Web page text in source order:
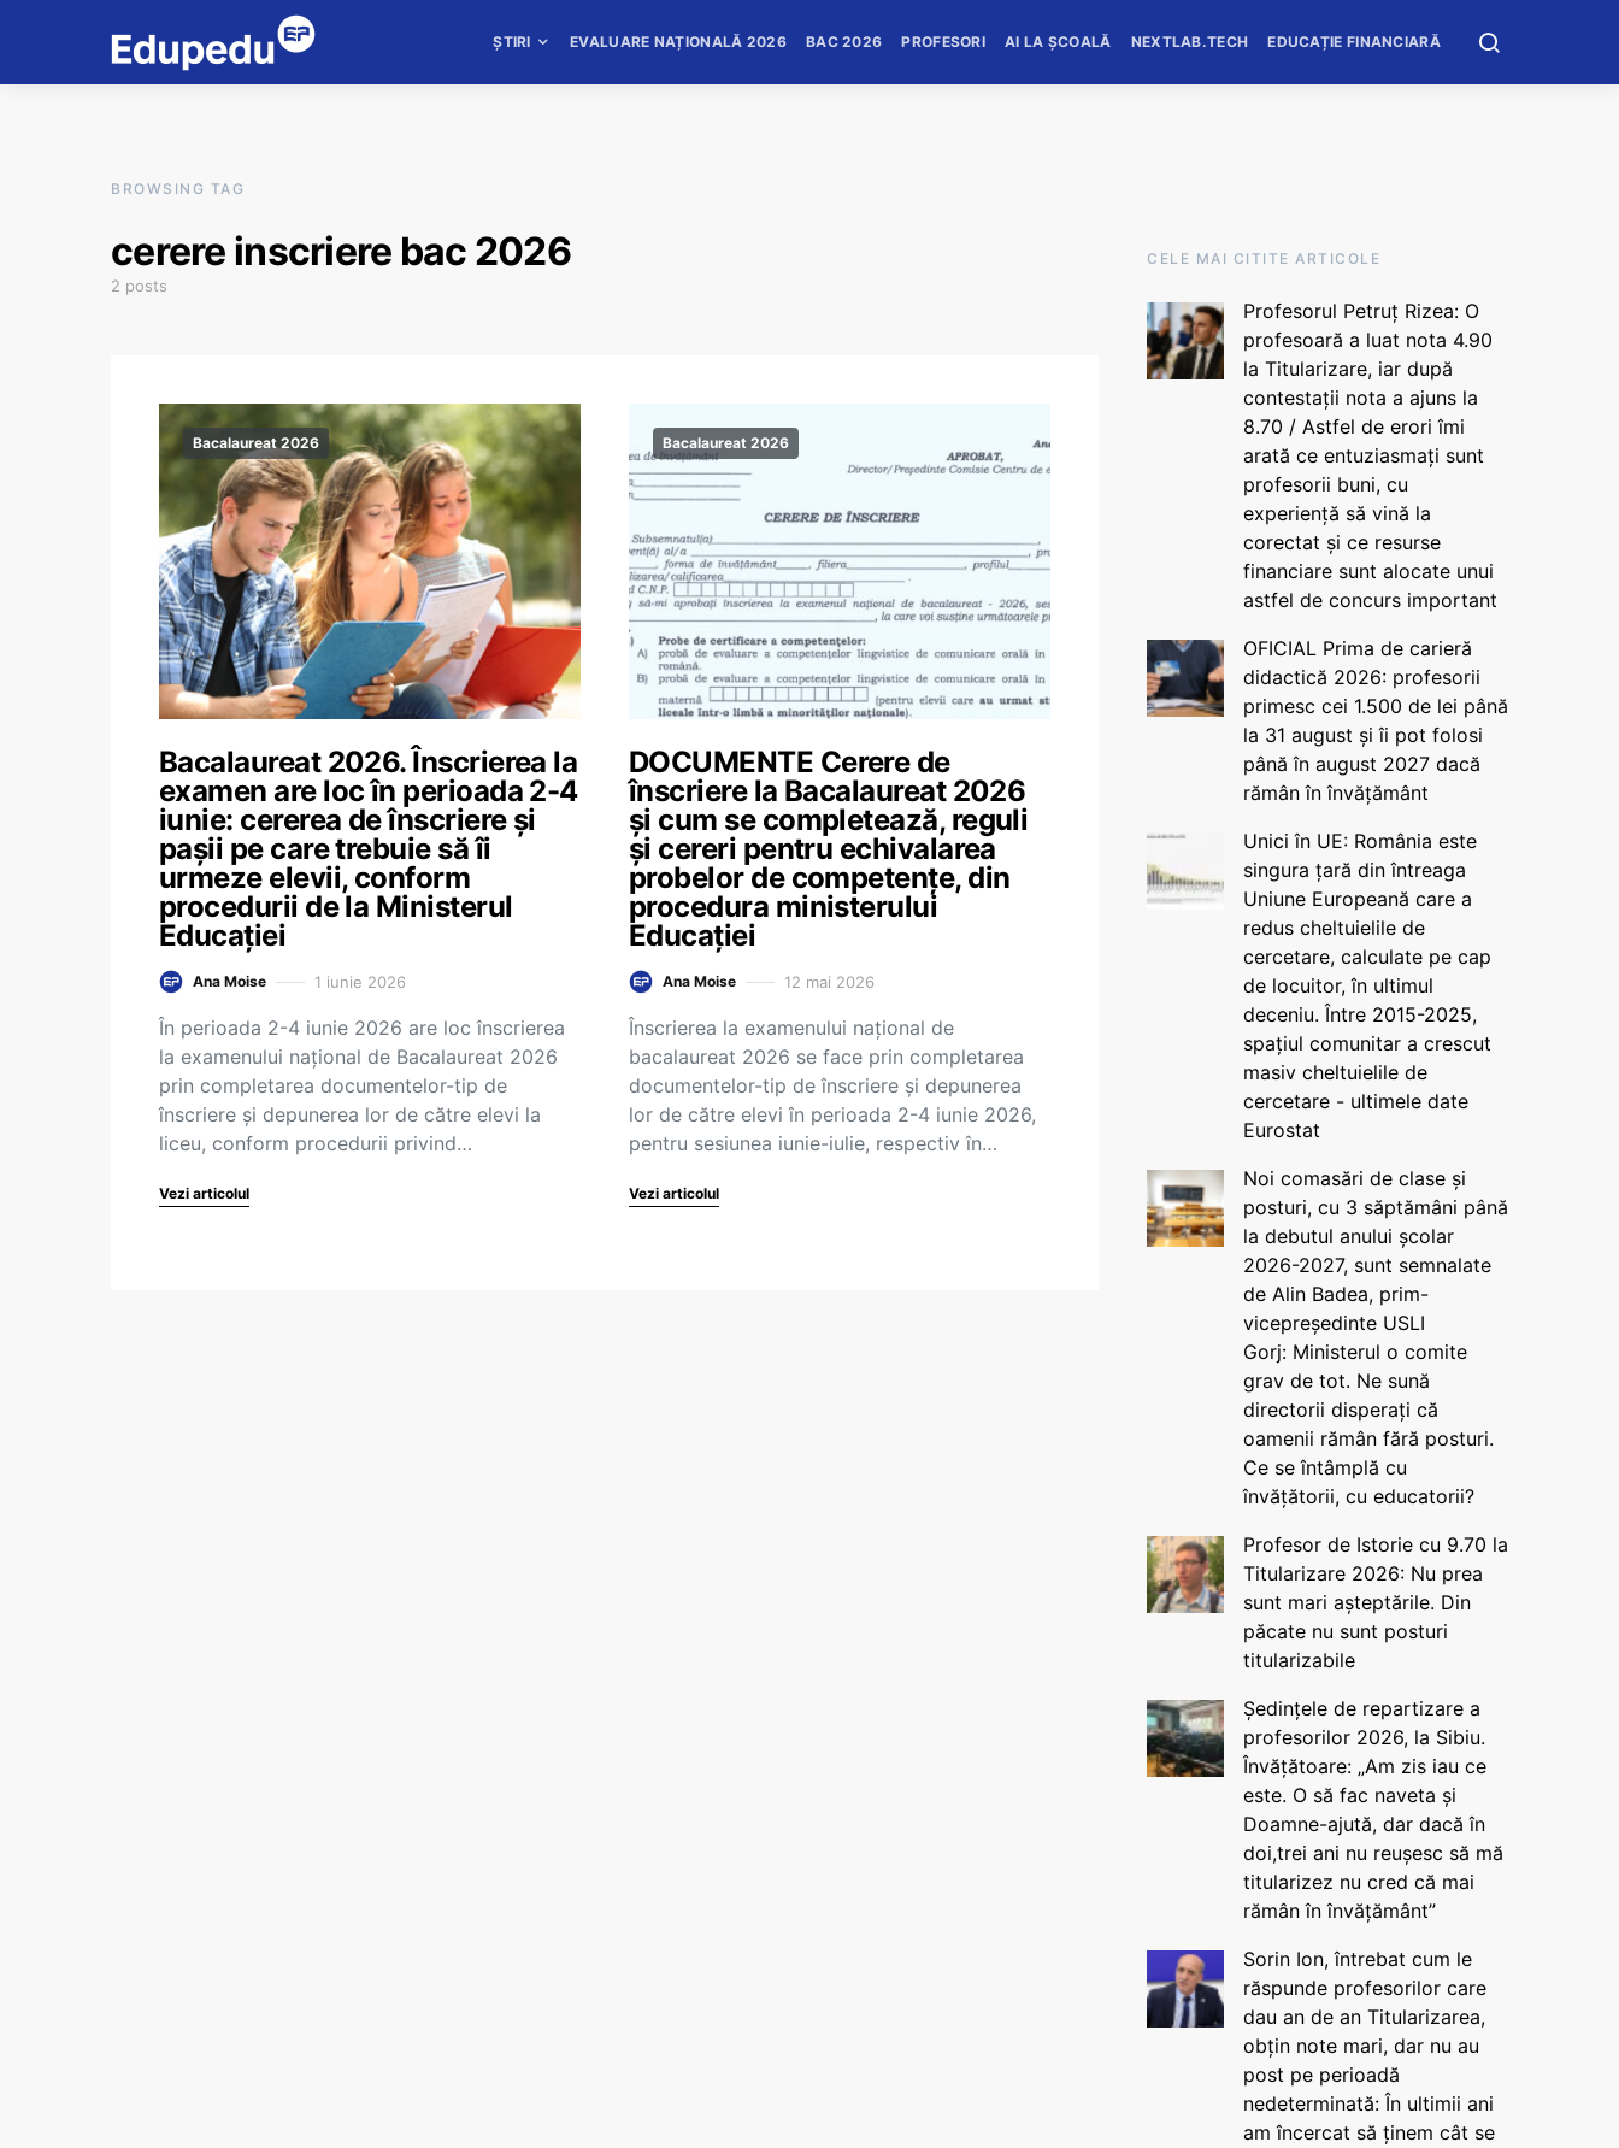
ȘTIRI EVALUARE NAȚIONALĂ 2026 BAC 2026 PROFESORI AI LA ȘCOALĂ NEXTLAB.TECH EDUCAȚIE FINANCIARĂ
BROWSING TAG
cerere inscriere bac 2026
2 posts
Bacalaureat 2026
Bacalaureat 2026. Înscrierea la
examen are loc în perioada 2-4
iunie: cererea de înscriere și
pașii pe care trebuie să îi
urmeze elevii, conform
procedurii de la Ministerul
Educației
Ana Moise 1 iunie 2026
În perioada 2-4 iunie 2026 are loc înscrierea
la examenului național de Bacalaureat 2026
prin completarea documentelor-tip de
înscriere și depunerea lor de către elevi la
liceu, conform procedurii privind…
Vezi articolul
Bacalaureat 2026
DOCUMENTE Cerere de
înscriere la Bacalaureat 2026
și cum se completează, reguli
și cereri pentru echivalarea
probelor de competențe, din
procedura ministerului
Educației
Ana Moise 12 mai 2026
Înscrierea la examenului național de
bacalaureat 2026 se face prin completarea
documentelor-tip de înscriere și depunerea
lor de către elevi în perioada 2-4 iunie 2026,
pentru sesiunea iunie-iulie, respectiv în…
Vezi articolul
CELE MAI CITITE ARTICOLE
Profesorul Petruț Rizea: O
profesoară a luat nota 4.90
la Titularizare, iar după
contestații nota a ajuns la
8.70 / Astfel de erori îmi
arată ce entuziasmați sunt
profesorii buni, cu
experiență să vină la
corectat și ce resurse
financiare sunt alocate unui
astfel de concurs important
OFICIAL Prima de carieră
didactică 2026: profesorii
primesc cei 1.500 de lei până
la 31 august și îi pot folosi
până în august 2027 dacă
rămân în învățământ
Unici în UE: România este
singura țară din întreaga
Uniune Europeană care a
redus cheltuielile de
cercetare, calculate pe cap
de locuitor, în ultimul
deceniu. Între 2015-2025,
spațiul comunitar a crescut
masiv cheltuielile de
cercetare - ultimele date
Eurostat
Noi comasări de clase și
posturi, cu 3 săptămâni până
la debutul anului școlar
2026-2027, sunt semnalate
de Alin Badea, prim-
vicepreședinte USLI
Gorj: Ministerul o comite
grav de tot. Ne sună
directorii disperați că
oamenii rămân fără posturi.
Ce se întâmplă cu
învățătorii, cu educatorii?
Profesor de Istorie cu 9.70 la
Titularizare 2026: Nu prea
sunt mari așteptările. Din
păcate nu sunt posturi
titularizabile
Ședințele de repartizare a
profesorilor 2026, la Sibiu.
Învățătoare: „Am zis iau ce
este. O să fac naveta și
Doamne-ajută, dar dacă în
doi,trei ani nu reușesc să mă
titularizez nu cred că mai
rămân în învățământ”
Sorin Ion, întrebat cum le
răspunde profesorilor care
dau an de an Titularizarea,
obțin note mari, dar nu au
post pe perioadă
nedeterminată: În ultimii ani
am încercat să ținem cât se